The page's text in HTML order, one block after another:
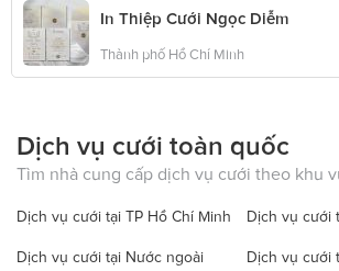
In Thiệp Cưới Ngọc Diễm
Thành phố Hồ Chí Minh
Dịch vụ cưới toàn quốc
Tìm nhà cung cấp dịch vụ cưới theo khu
Dịch vụ cưới tại TP Hồ Chí Minh Dịch vụ cưới
Dịch vụ cưới tại Nước ngoài Dịch vụ cưới